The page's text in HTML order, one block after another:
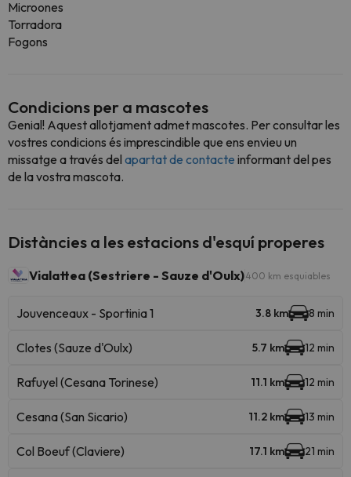
Microones
Torradora
Fogons
Condicions per a mascotes
Genial! Aquest allotjament admet mascotes. Per consultar les
vostres condicions és imprescindible que ens envieu un
missatge a través del apartat de contacte informant del pes
de la vostra mascota.
Distàncies a les estacions d'esquí properes
Vialattea (Sestriere - Sauze d'Oulx)400 km esquiables
Jouvenceaux - Sportinia 1 3.8 km 8 min
Clotes (Sauze d'Oulx) 5.7 km 12 min
Rafuyel (Cesana Torinese) 11.1 km 12 min
Cesana (San Sicario) 11.2 km 13 min
Col Boeuf (Claviere) 17.1 km 21 min